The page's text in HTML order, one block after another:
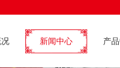
新闻中心 产